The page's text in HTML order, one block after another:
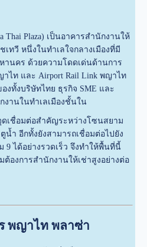
Thai Plaza) เป็นอาคารสำนักงานให้
ทวี หนึ่งในทำเลใจกลางเมืองที่มี
านคร ด้วยความโดดเด่นด้านการ
าไท และ Airport Rail Link พญาไท
งทั้งบริษัทไทย ธุรกิจ SME และ
งานในทำเลเมืองชั้นใน
เชื่อมต่อสำคัญระหว่างโซนสยาม
ำ อีกทั้งยังสามารถเชื่อมต่อไปยัง
9 ได้อย่างรวดเร็ว จึงทำให้พื้นที่นี้
องการสำนักงานให้เช่าสูงอย่างต่อ
พญาไท พลาซ่า